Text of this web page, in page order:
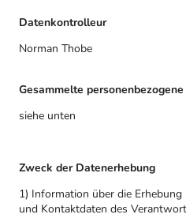
Datenkontrolleur
Norman Thobe
Gesammelte
siehe unten
Zweck der Datenerhebung
1) Information über die Erhebung
und Kontaktdaten des